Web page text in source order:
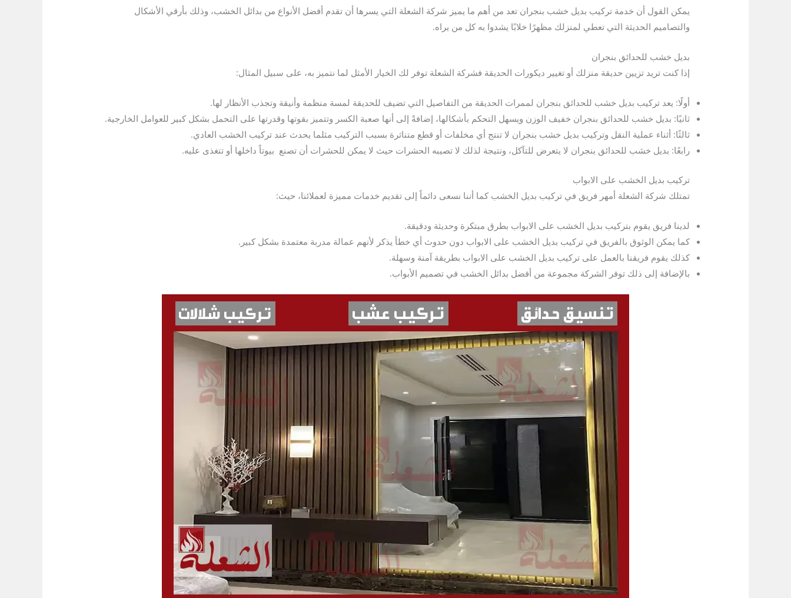
يمكن القول أن خدمة تركيب بديل خشب بنجران تعد من أهم ما يميز شركة الشعلة التي يسرها أن تقدم أفضل الأنواع من بدائل الخشب، وذلك بأرقي الأشكال
والتصاميم الحديثة التي تعطي لمنزلك مظهرًا خلابًا يشدوا به كل من يراه.
بديل خشب للحدائق بنجران
إذا كنت تريد تزيين حديقة منزلك أو تغيير ديكورات الحديقة فشركة الشعلة توفر لك الخيار الأمثل لما نتميز به، على سبيل المثال:
أولًا: يعد تركيب بديل خشب للحدائق بنجران لممرات الحديقة من التفاصيل التي تضيف للحديقة لمسة منظمة وأنيقة وتجذب الأنظار لها.
ثانيًا: بديل خشب للحدائق بنجران خفيف الوزن ويسهل التحكم بأشكالها، إضافةً إلى أنها صعبة الكسر وتتميز بقوتها وقدرتها على التحمل بشكل كبير للعوامل الخارجية.
ثالثًا: أثناء عملية النقل وتركيب بديل خشب بنجران لا تنتج أي مخلفات أو قطع متناثرة بسبب التركيب مثلما يحدث عند تركيب الخشب العادي.
رابعًا: بديل خشب للحدائق بنجران لا يتعرض للتآكل، ونتيجة لذلك لا تصيبه الحشرات حيث لا يمكن للحشرات أن تصنع بيوتاً داخلها أو تتغذى عليه.
تركيب بديل الخشب على الابواب
تمتلك شركة الشعلة أمهر فريق في تركيب بديل الخشب كما أننا نسعى دائماً إلى تقديم خدمات مميزة لعملائنا، حيث:
لدينا فريق يقوم بتركيب بديل الخشب على الابواب بطرق مبتكرة وحديثة ودقيقة.
كما يمكن الوثوق بالفريق في تركيب بديل الخشب على الابواب دون حدوث أي خطأ يذكر لأنهم عمالة مدربة معتمدة بشكل كبير.
كذلك يقوم فريقنا بالعمل على تركيب بديل الخشب على الابواب بطريقة آمنة وسهلة.
بالإضافة إلى ذلك توفر الشركة مجموعة من أفضل بدائل الخشب في تصميم الأبواب.